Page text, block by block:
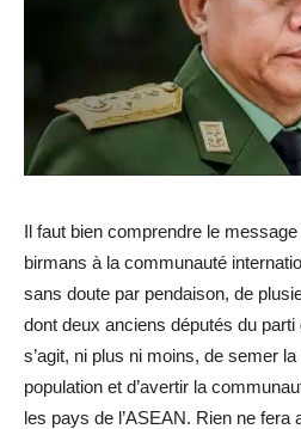
Il faut bien comprendre le
birmans à la communauté
sans doute par pendaison, de
dont deux anciens députés du parti
s’agit, ni plus ni moins, de semer
population et d’avertir la
les pays de l’ASEAN. Rien ne fera